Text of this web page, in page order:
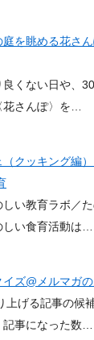
を眺める花さ
くない日や、
さんぽ〉を…
（クッキング編
しい教育ラボ／
しい食育活動は…
ズ@メルマガ
上げる記事の候
記事になった数…